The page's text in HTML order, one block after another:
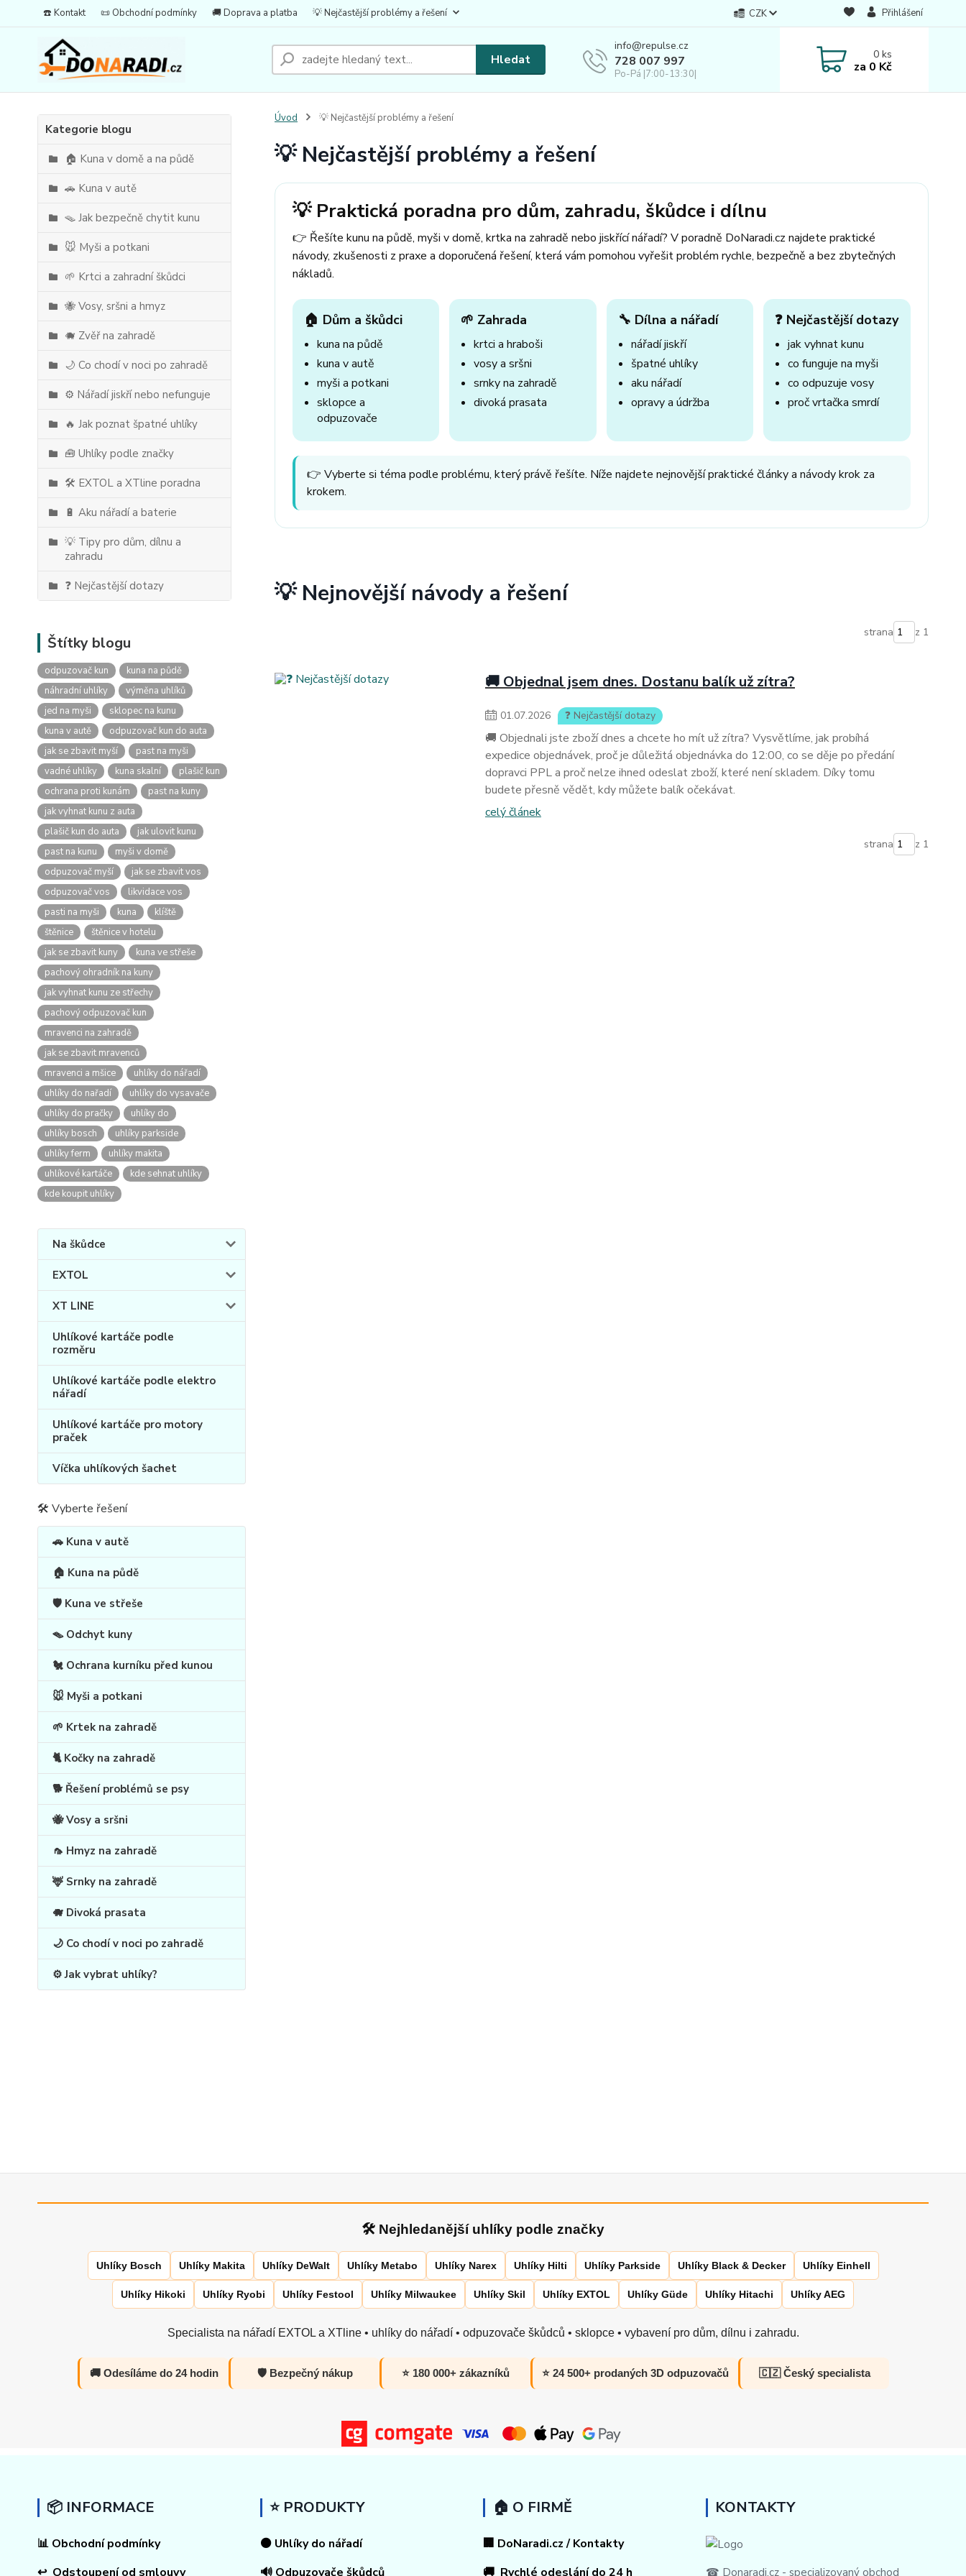
☎️ Kontakt 📜 Obchodní podmínky 🚚 Doprava a platba 💡 Nejčastější problémy a řešení CZK Přihlášení
Hledat
info@repulse.cz
728 007 997
Po-Pá |7:00-13:30|
0ks
za 0 Kč
Kategorie blogu
🏠 Kuna v domě a na půdě
🚗 Kuna v autě
🪤 Jak bezpečně chytit kunu
🐭 Myši a potkani
🌱 Krtci a zahradní škůdci
🐝 Vosy, sršni a hmyz
🐗 Zvěř na zahradě
🌙 Co chodí v noci po zahradě
⚙️ Nářadí jiskří nebo nefunguje
🔥 Jak poznat špatné uhlíky
🧰 Uhlíky podle značky
🛠️ EXTOL a XTline poradna
🔋 Aku nářadí a baterie
💡 Tipy pro dům, dílnu a
zahradu
❓ Nejčastější dotazy
Štítky blogu
odpuzovač kun
kuna na půdě
náhradní uhlíky
výměna uhlíků
jed na myši
sklopec na kunu
kuna v autě
odpuzovač kun do auta
jak se zbavit myší
past na myši
vadné uhlíky
kuna skalní
plašič kun
ochrana proti kunám
past na kuny
jak vyhnat kunu z auta
plašič kun do auta
jak ulovit kunu
past na kunu
myši v domě
odpuzovač myší
jak se zbavit vos
odpuzovač vos
likvidace vos
pasti na myši
kuna
klíště
štěnice
štěnice v hotelu
jak se zbavit kuny
kuna ve střeše
pachový ohradník na kuny
jak vyhnat kunu ze střechy
pachový odpuzovač kun
mravenci na zahradě
jak se zbavit mravenců
mravenci a mšice
uhlíky do nářadí
uhlíky do nařadí
uhlíky do vysavače
uhlíky do pračky
uhlíky do
uhlíky bosch
uhlíky parkside
uhlíky ferm
uhlíky makita
uhlíkové kartáče
kde sehnat uhlíky
kde koupit uhlíky
Na škůdce
EXTOL
XT LINE
Uhlíkové kartáče podle
rozměru
Uhlíkové kartáče podle elektro
nářadí
Uhlíkové kartáče pro motory
praček
Víčka uhlíkových šachet
🛠 Vyberte řešení
🚗 Kuna v autě
🏠 Kuna na půdě
🛡️ Kuna ve střeše
🪤 Odchyt kuny
🐔 Ochrana kurníku před kunou
🐭 Myši a potkani
🌱 Krtek na zahradě
🐈 Kočky na zahradě
🐕 Řešení problémů se psy
🐝 Vosy a sršni
🦟 Hmyz na zahradě
🦌 Srnky na zahradě
🐗 Divoká prasata
🌙 Co chodí v noci po zahradě
⚙️ Jak vybrat uhlíky?
Úvod 💡 Nejčastější problémy a řešení
💡 Nejčastější problémy a řešení
💡 Praktická poradna pro dům, zahradu, škůdce i dílnu
👉 Řešíte kunu na půdě, myši v domě, krtka na zahradě nebo jiskřící nářadí? V poradně DoNaradi.cz najdete praktické
návody, zkušenosti z praxe a doporučená řešení, která vám pomohou vyřešit problém rychle, bezpečně a bez zbytečných
nákladů.
🏠 Dům a škůdci
kuna na půdě
kuna v autě
myši a potkani
sklopce a
odpuzovače
🌱 Zahrada
krtci a hraboši
vosy a sršni
srnky na zahradě
divoká prasata
🔧 Dílna a nářadí
nářadí jiskří
špatné uhlíky
aku nářadí
opravy a údržba
❓ Nejčastější dotazy
jak vyhnat kunu
co funguje na myši
co odpuzuje vosy
proč vrtačka smrdí
👉 Vyberte si téma podle problému, který právě řešíte. Níže najdete nejnovější praktické články a návody krok za
krokem.
💡 Nejnovější návody a řešení
strana z 1
🚚 Objednal jsem dnes. Dostanu balík už zítra?
01.07.2026 ❓ Nejčastější dotazy
🚚 Objednali jste zboží dnes a chcete ho mít už zítra? Vysvětlíme, jak probíhá
expedice objednávek, proč je důležitá objednávka do 12:00, co se děje po předání
dopravci PPL a proč nelze ihned odeslat zboží, které není skladem. Díky tomu
budete přesně vědět, kdy můžete balík očekávat.
celý článek
strana z 1
🛠 Nejhledanější uhlíky podle značky
Uhlíky Bosch Uhlíky Makita Uhlíky DeWalt Uhlíky Metabo Uhlíky Narex Uhlíky Hilti Uhlíky Parkside Uhlíky Black & Decker Uhlíky Einhell
Uhlíky Hikoki Uhlíky Ryobi Uhlíky Festool Uhlíky Milwaukee Uhlíky Skil Uhlíky EXTOL Uhlíky Güde Uhlíky Hitachi Uhlíky AEG
Specialista na nářadí EXTOL a XTline • uhlíky do nářadí • odpuzovače škůdců • sklopce • vybavení pro dům, dílnu i zahradu.
🚚 Odesíláme do 24 hodin 🛡️ Bezpečný nákup ⭐ 180 000+ zákazníků ⭐ 24 500+ prodaných 3D odpuzovačů 🇨🇿 Český specialista
📦 INFORMACE
📊 Obchodní podmínky
↩ Odstoupení od smlouvy
⭐ PRODUKTY
⚫ Uhlíky do nářadí
🔊 Odpuzovače škůdců
🏠 O FIRMĚ
🏢 DoNaradi.cz / Kontakty
🚚 Rychlé odeslání do 24 h
KONTAKTY
☎ Donaradi.cz - specializovaný obchod